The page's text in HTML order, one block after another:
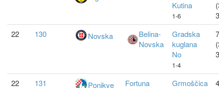
Kutina
1-6
22
130 Novska
Belina-
Novska
Gradska
kuglana
No
1-4
22 131 Ponikve Fortuna Grmoščica